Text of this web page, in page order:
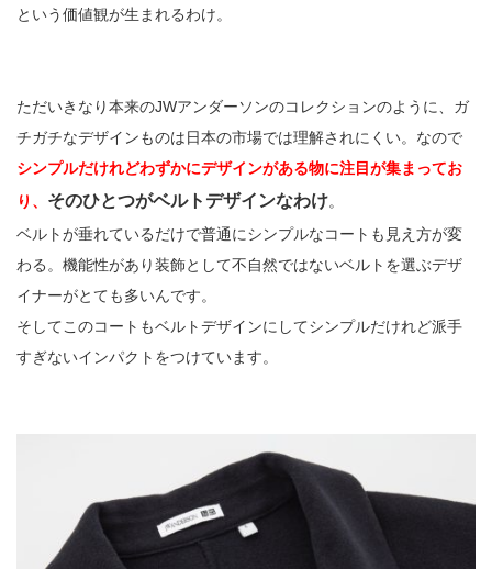
という価値観が生まれるわけ。
ただいきなり本来のJWアンダーソンのコレクションのように、ガ
チガチなデザインものは日本の市場では理解されにくい。なので
シンプルだけれどわずかにデザインがある物に注目が集まってお
り、 そのひとつがベルトデザインなわけ。
ベルトが垂れているだけで普通にシンプルなコートも見え方が変
わる。機能性があり装飾として不自然ではないベルトを選ぶデザ
イナーがとても多いんです。
そしてこのコートもベルトデザインにしてシンプルだけれど派手
すぎないインパクトをつけています。